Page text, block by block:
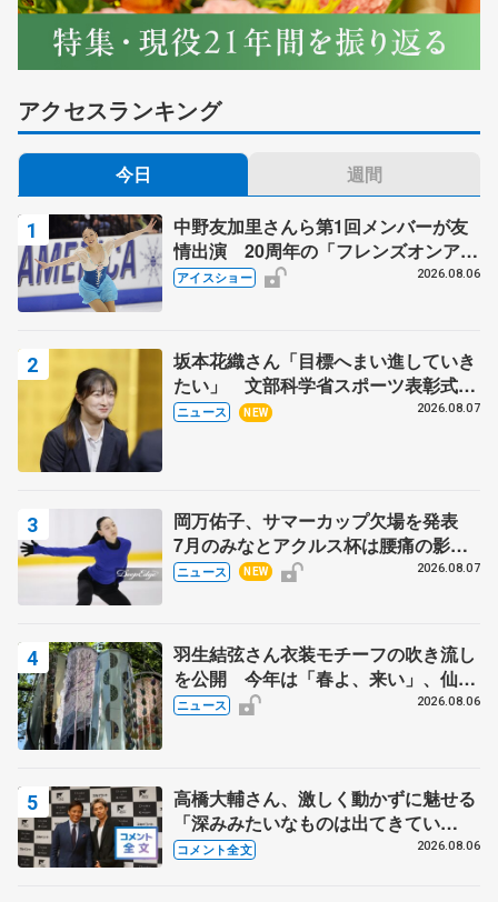
アクセスランキング
今日 週間
中野友加里さんら第1回メンバーが友
情出演 20周年の「フレンズオンアイ
ス」 宮本賢二さん、有川梨絵さん、
アイスショー 2026.08.06
坂本花織さん「目標へまい進していき
たい」 文部科学省スポーツ表彰式で
代表謝辞
ニュース NEW 2026.08.07
岡万佑子、サマーカップ欠場を発表
7月のみなとアクルス杯は腰痛の影響
で
ニュース NEW 2026.08.07
羽生結弦さん衣装モチーフの吹き流し
を公開 今年は「春よ、来い」、仙台
の瑞鳳殿
ニュース 2026.08.06
高橋大輔さん、激しく動かずに魅せる
「深みみたいなものは出てきてい
る？」 〝兄さん〟と慕うレジェンド
コメント全文 2026.08.06